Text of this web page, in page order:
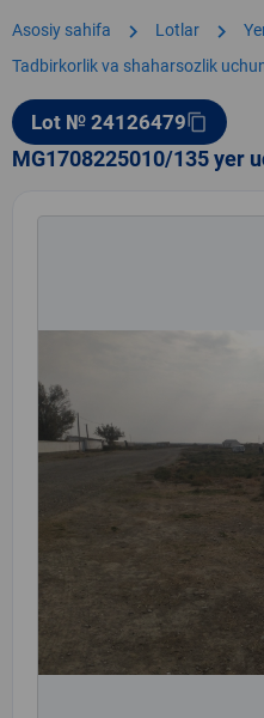
Asosiy sahifa chevron_right Lotlar chevron_right
Tadbirkorlik va shaharsozlik
Lot № 24126479content_copy
MG1708225010/135 yer